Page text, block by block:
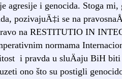
agresije i genocida. Stoga
pozivajuÄ‡i se na
na RESTITUTIO IN
normama
i pravda u sluÄaju BiH
ono što su postigli